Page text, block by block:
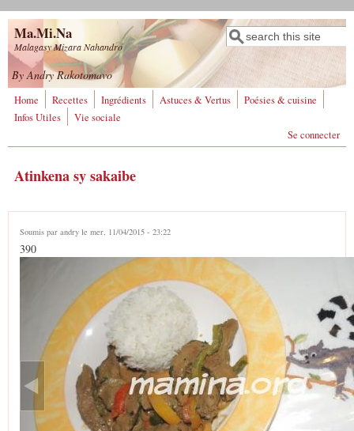
Aller au contenu principal
Ma.Mi.Na
Malagasy Mizara Nahandro
Formulaire de
recherche
Rechercher
By Andry Rakotomavo
Home Recettes Ingrédients Astuces & Vertus
Poésies & cuisine
Infos Utiles
Vie sociale
Se connecter
Atinkena sy sakaibe
Soumis par andry le mer, 11/04/2015 - 23:22
390